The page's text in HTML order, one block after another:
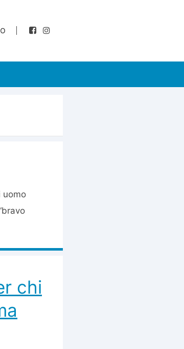
uomo
chi